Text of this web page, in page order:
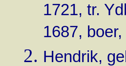
1721, tr.
1687,
Hendrik,